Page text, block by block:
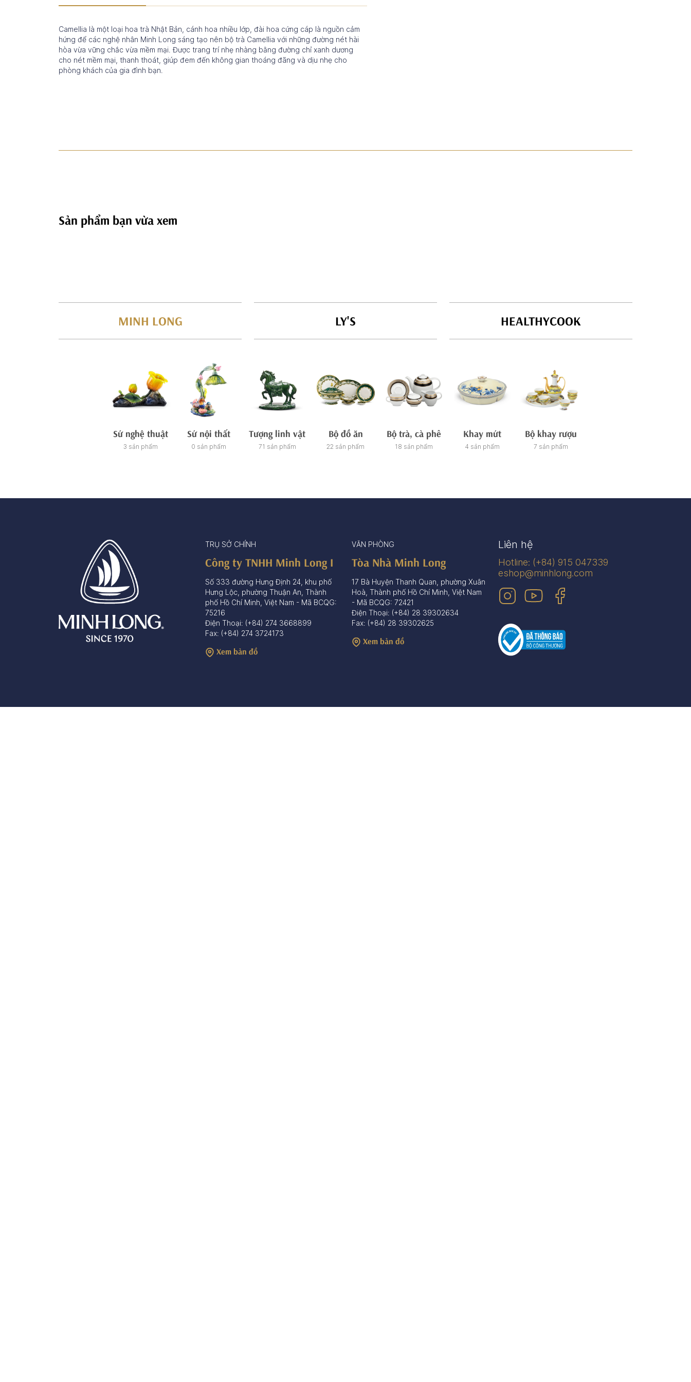
Camellia là một loại hoa trà Nhật Bản, cánh hoa nhiều lớp, đài hoa cứng cáp là nguồn cảm
hứng để các nghệ nhân Minh Long sáng tạo nên bộ trà Camellia với những đường nét hài
hòa vừa vững chắc vừa mềm mại. Được trang trí nhẹ nhàng bằng đường chỉ xanh dương
cho nét mềm mại, thanh thoát, giúp đem đến không gian thoáng đãng và dịu nhẹ cho
phòng khách của gia đình bạn.
Sản phẩm bạn vừa xem
MINH LONG LY'S HEALTHYCOOK
Sứ nghệ thuật
3 sản phẩm
Sứ nội thất
0 sản phẩm
Tượng linh vật
71 sản phẩm
Bộ đồ ăn
22 sản phẩm
Bộ trà, cà phê
18 sản phẩm
Khay mứt
4 sản phẩm
Bộ khay rượu
7 sản phẩm
TRỤ SỞ CHÍNH
Công ty TNHH Minh Long I
Số 333 đường Hưng Định 24, khu phố
Hưng Lộc, phường Thuận An, Thành
phố Hồ Chí Minh, Việt Nam - Mã BCQG:
75216
Điện Thoại: (+84) 274 3668899
Fax: (+84) 274 3724173
Xem bản đồ
VĂN PHÒNG
Tòa Nhà Minh Long
17 Bà Huyện Thanh Quan, phường Xuân
Hoà, Thành phố Hồ Chí Minh, Việt Nam
- Mã BCQG: 72421
Điện Thoại: (+84) 28 39302634
Fax: (+84) 28 39302625
Xem bản đồ
Liên hệ
Hotline: (+84) 915 047339
eshop@minhlong.com